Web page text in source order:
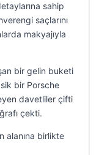
sahip
saçlarını
makyajıyla
bir gelin buketi
bir Porsche
davetliler çifti
çekti.
alanına birlikte